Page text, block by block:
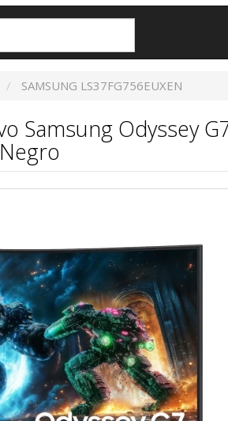
SAMSUNG LS37FG756EUXEN
Samsung Odyssey